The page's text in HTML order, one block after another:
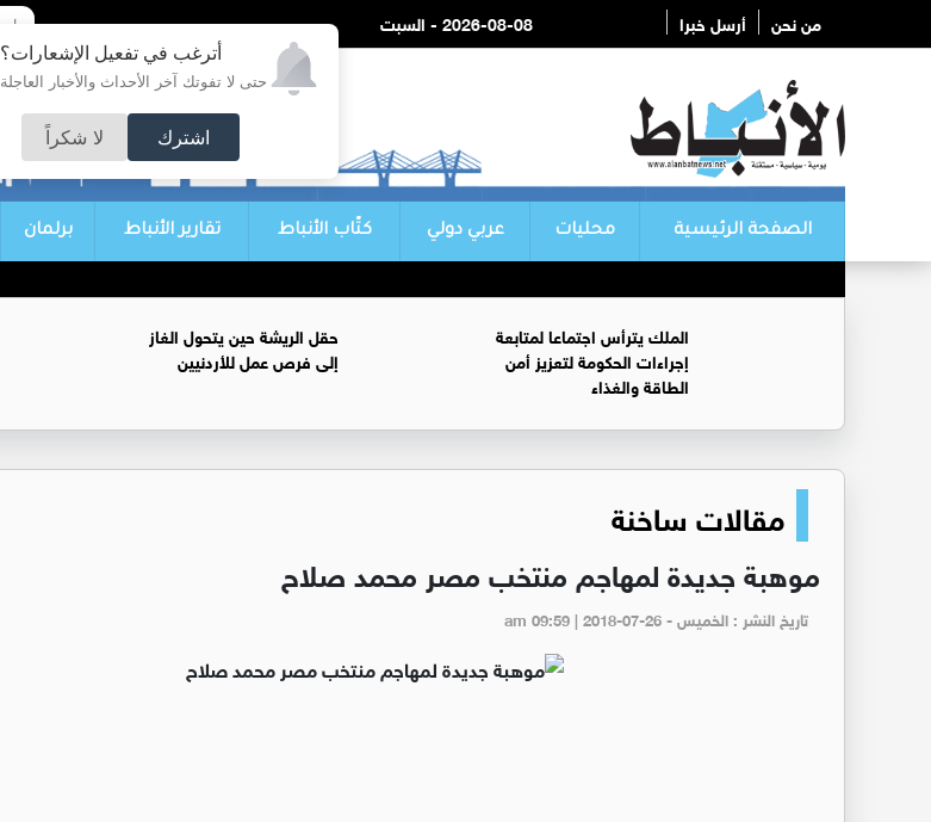
أترغب في تفعيل الإشعارات؟
حتى لا تفوتك آخر الأحداث والأخبار العاجلة
اشترك لا شكراً
من نحن أرسل خبرا 2026-08-08 - السبت
الصفحة الرئيسية محليات عربي دولي كتّاب الأنباط تقارير الأنباط برلمان
الملك يترأس اجتماعا لمتابعة
إجراءات الحكومة لتعزيز أمن
الطاقة والغذاء
حقل الريشة حين يتحول الغاز
إلى فرص عمل للأردنيين
مقالات ساخنة
موهبة جديدة لمهاجم منتخب مصر محمد صلاح
تاريخ النشر : الخميس - am 09:59 | 2018-07-26